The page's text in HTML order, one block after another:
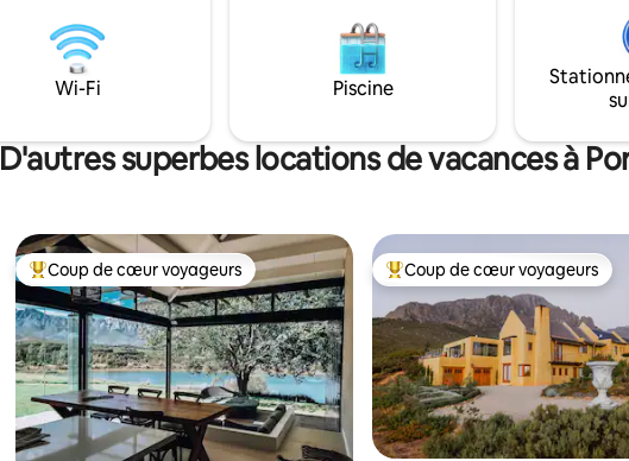
se trouve à 150 m du stoep.
Stationnement gratuit de nuit
8h. Un chien sympathique vit
propriété.
Wi-Fi Piscine
D'autres superbes locations de vacances à
Coup de cœur voyageurs parmi les plus aimés
Coup de cœur voyageurs Coup de cœur voyageurs
Coup de cœur voyageurs